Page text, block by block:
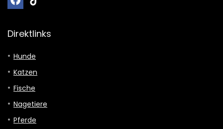
Direktlinks
Hunde
Katzen
Fische
Nagetiere
Pferde